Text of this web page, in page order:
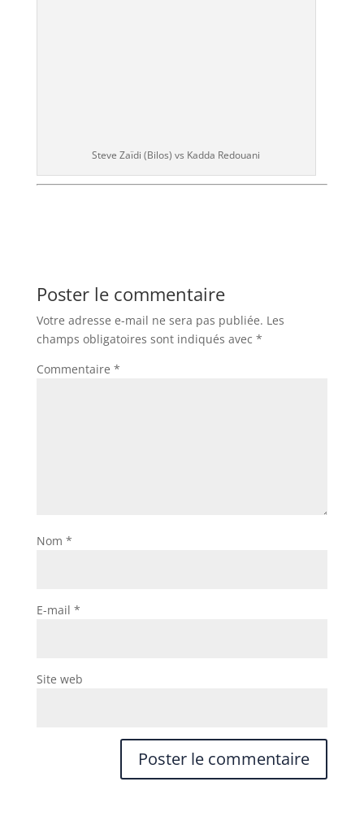
Steve Zaïdi (Bilos) vs Kadda Redouani
Poster le commentaire
Votre adresse e-mail ne sera pas publiée. Les
champs obligatoires sont indiqués avec *
Commentaire *
Nom *
E-mail *
Site web